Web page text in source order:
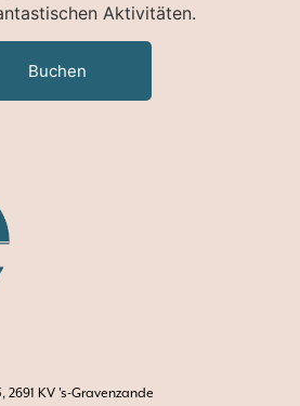
Aktivitäten.
Buchen
KV 's-Gravenzande